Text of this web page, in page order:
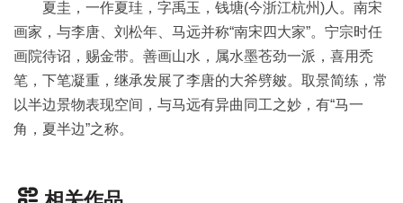
夏圭，一作夏珪，字禹玉，钱塘(今浙江杭州)人。南宋
画家，与李唐、刘松年、马远并称“南宋四大家”。宁宗时任
画院待诏，赐金带。善画山水，属水墨苍劲一派，喜用秃
笔，下笔凝重，继承发展了李唐的大斧劈皴。取景简练，常
以半边景物表现空间，与马远有异曲同工之妙，有“马一
角，夏半边”之称。